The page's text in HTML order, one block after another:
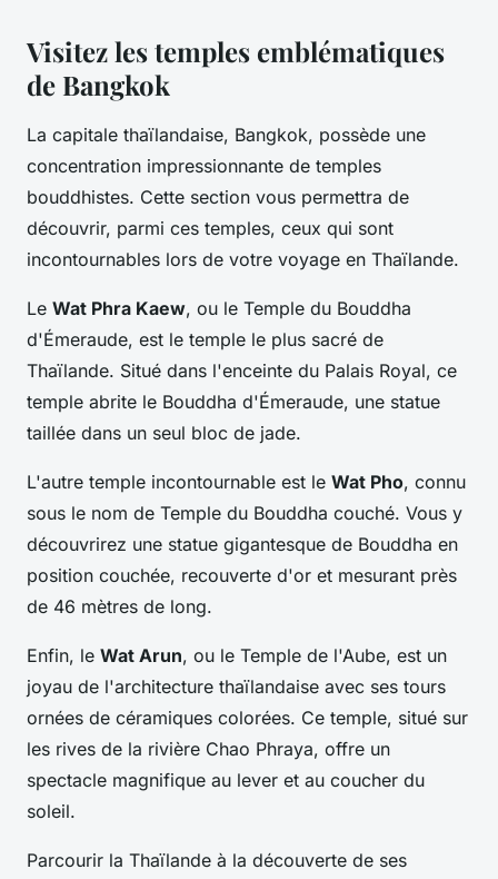
Visitez les temples emblématiques
de Bangkok
La capitale thaïlandaise, Bangkok, possède une
concentration impressionnante de temples
bouddhistes. Cette section vous permettra de
découvrir, parmi ces temples, ceux qui sont
incontournables lors de votre voyage en Thaïlande.
Le Wat Phra Kaew, ou le Temple du Bouddha
d'Émeraude, est le temple le plus sacré de
Thaïlande. Situé dans l'enceinte du Palais Royal, ce
temple abrite le Bouddha d'Émeraude, une statue
taillée dans un seul bloc de jade.
L'autre temple incontournable est le Wat Pho, connu
sous le nom de Temple du Bouddha couché. Vous y
découvrirez une statue gigantesque de Bouddha en
position couchée, recouverte d'or et mesurant près
de 46 mètres de long.
Enfin, le Wat Arun, ou le Temple de l'Aube, est un
joyau de l'architecture thaïlandaise avec ses tours
ornées de céramiques colorées. Ce temple, situé sur
les rives de la rivière Chao Phraya, offre un
spectacle magnifique au lever et au coucher du
soleil.
Parcourir la Thaïlande à la découverte de ses